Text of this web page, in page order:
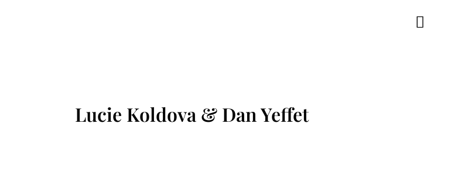
Lucie Koldova & Dan Yeffet